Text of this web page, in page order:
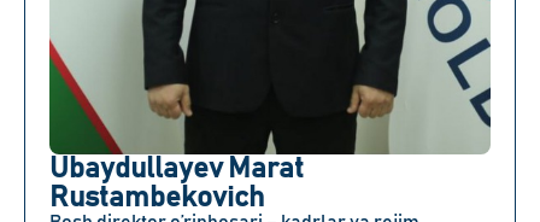
Ubaydullayev Marat
Rustambekovich